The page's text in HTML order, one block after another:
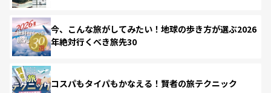
今、こんな旅がしてみたい！地球の歩き方が選ぶ2026
年絶対行くべき旅先30
コスパもタイパもかなえる！賢者の旅テクニック